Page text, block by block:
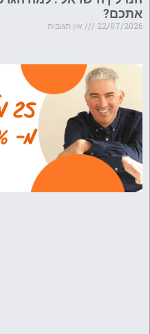
אתכם?
22/07/2026 אין תגובות